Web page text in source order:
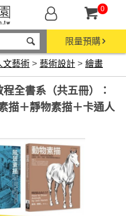
0
限量預購
文藝術 > 藝術設計 > 繪畫
全書系（共五冊）：
描＋靜物素描＋卡通人